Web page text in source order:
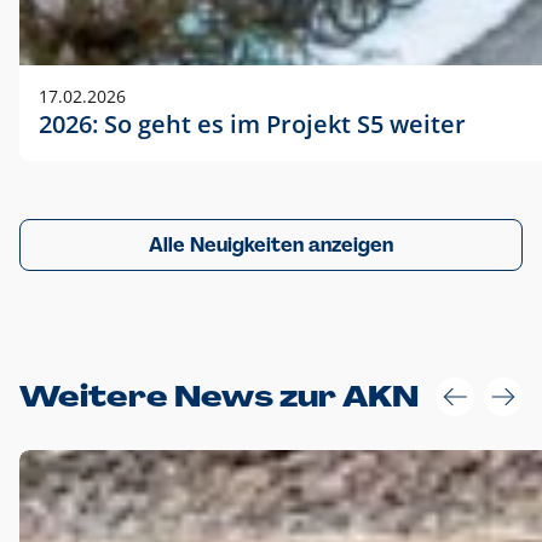
17.02.2026
2026: So geht es im Projekt S5 weiter
Alle Neuigkeiten anzeigen
Weitere News zur AKN